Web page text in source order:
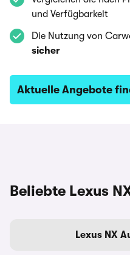
und Verfügbarkeit
Die Nutzung von
sicher
Aktuelle Angebote
Beliebte Lexus
Lexus NX